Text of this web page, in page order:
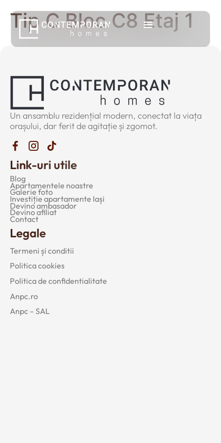
Tip C Bloc C8 Etaj 1
Un ansamblu rezidențial modern, conectat la viața
orașului, dar ferit de agitație și zgomot.
Link-uri utile
Blog
Apartamentele noastre
Galerie foto
Investiție apartamente Iași
Devino ambasador
Devino afiliat
Contact
Legale
Termeni și conditii
Politica cookies
Politica de confidentialitate
Anpc.ro
Anpc – SAL